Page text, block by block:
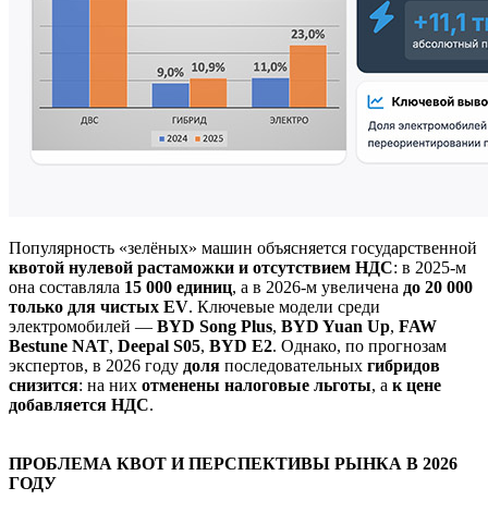
Популярность «зелёных» машин объясняется государственной
квотой нулевой растаможки и отсутствием НДС: в 2025-м
она составляла 15 000 единиц, а в 2026-м увеличена до 20 000
только для чистых EV. Ключевые модели среди
электромобилей — BYD Song Plus, BYD Yuan Up, FAW
Bestune NAT, Deepal S05, BYD E2. Однако, по прогнозам
экспертов, в 2026 году доля последовательных гибридов
снизится: на них отменены налоговые льготы, а к цене
добавляется НДС.
ПРОБЛЕМА КВОТ И ПЕРСПЕКТИВЫ РЫНКА В 2026
ГОДУ